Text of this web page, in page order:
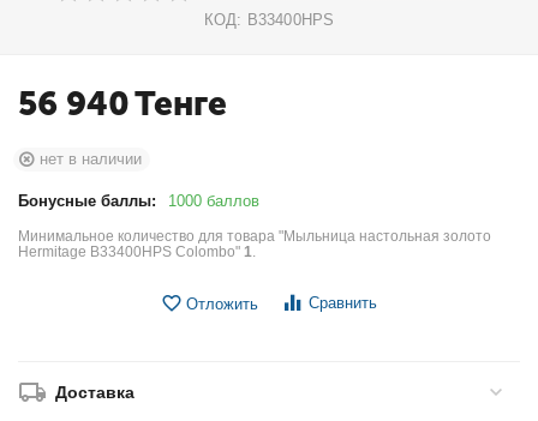
КОД: B33400HPS
56 940Тенге
нет в наличии
Бонусные баллы: 1000 баллов
Минимальное количество для товара "Мыльница настольная золото
Hermitage B33400HPS Colombo"1.
Отложить Сравнить
Доставка